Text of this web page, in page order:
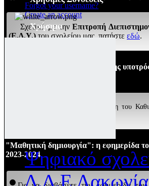
Σχετικά με τηνΕπιτροπή
(Ε.Δ.Υ.)του σχολείου μας, πατήστε εδώ.
4/9/2024: Προκήρυξη πρόσληψης
Για να διαβάσετε την προκήρυξη του
"Μαθητική δημιουργία": η εφημερίδα
2023-2024
Forgot your username?
Create an account
Χρήσιμα
Ψηφιακό
Δ.Δ.Ε